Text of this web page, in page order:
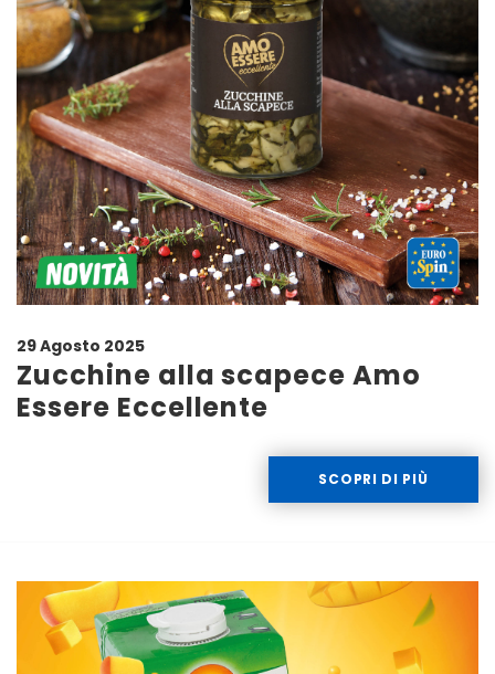
29 Agosto 2025
Zucchine alla scapece Amo
Essere Eccellente
SCOPRI DI PIÙ